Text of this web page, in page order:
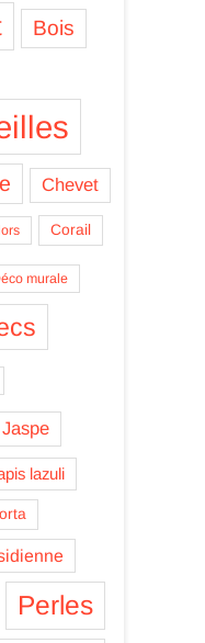
Bois
Chevet
Corail
murale
Jaspe
lazuli
Perles